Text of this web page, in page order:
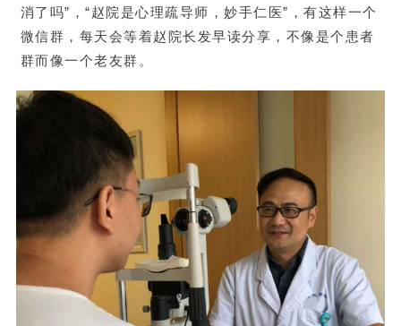
消了吗”，“赵院是心理疏导师，妙手仁医”，有这样一个
微信群，每天会等着赵院长发早读分享，不像是个患者
群而像一个老友群。